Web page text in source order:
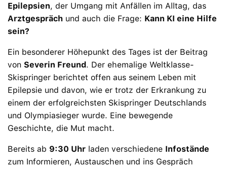
Epilepsien, der Umgang mit Anfällen im Alltag, das
Arztgespräch und auch die Frage: Kann KI eine Hilfe
sein?
Ein besonderer Höhepunkt des Tages ist der Beitrag
von Severin Freund. Der ehemalige Weltklasse-
Skispringer berichtet offen aus seinem Leben mit
Epilepsie und davon, wie er trotz der Erkrankung zu
einem der erfolgreichsten Skispringer Deutschlands
und Olympiasieger wurde. Eine bewegende
Geschichte, die Mut macht.
Bereits ab 9:30 Uhr laden verschiedene Infostände
zum Informieren, Austauschen und ins Gespräch